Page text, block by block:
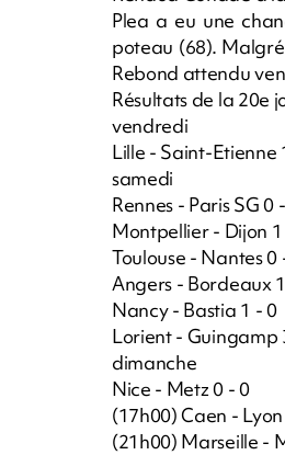
Plea a eu une
poteau (68).
Rebond attendu
Résultats de la 20e
vendredi
Lille - Saint-Etienne
samedi
Rennes - Paris SG 0
Montpellier - Dijon 1
Toulouse - Nantes 0
Angers - Bordeaux
Nancy - Bastia 1 - 0
Lorient - Guingamp
dimanche
Nice - Metz 0 - 0
(17h00) Caen - Lyon
(21h00) Marseille -